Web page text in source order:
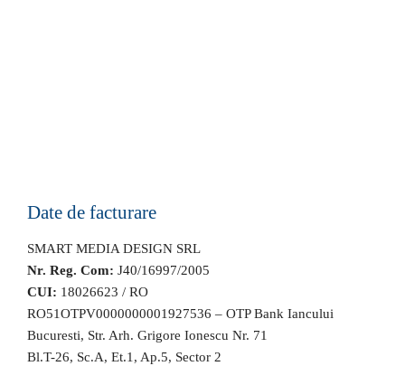
Date de facturare
SMART MEDIA DESIGN SRL
Nr. Reg. Com: J40/16997/2005
CUI: 18026623 / RO
RO51OTPV0000000001927536 – OTP Bank Iancului
Bucuresti, Str. Arh. Grigore Ionescu Nr. 71
Bl.T-26, Sc.A, Et.1, Ap.5, Sector 2